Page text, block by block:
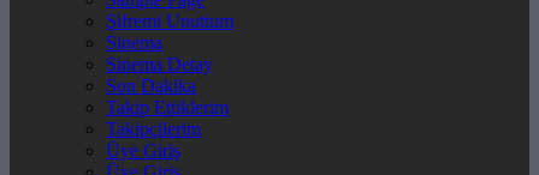
Şifremi Unuttum
Sinema
Sinema Detay
Son Dakika
Takip Ettiklerim
Takipçilerim
Üye Giriş